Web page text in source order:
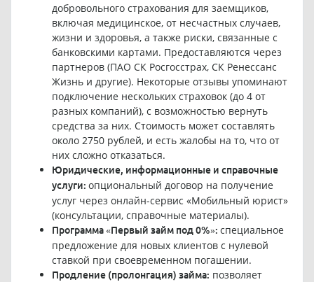
добровольного страхования для заемщиков,
включая медицинское, от несчастных случаев,
жизни и здоровья, а также риски, связанные с
банковскими картами. Предоставляются через
партнеров (ПАО СК Росгосстрах, СК Ренессанс
Жизнь и другие). Некоторые отзывы упоминают
подключение нескольких страховок (до 4 от
разных компаний), с возможностью вернуть
средства за них. Стоимость может составлять
около 2750 рублей, и есть жалобы на то, что от
них сложно отказаться.
Юридические, информационные и справочные
услуги: опциональный договор на получение
услуг через онлайн-сервис «Мобильный юрист»
(консультации, справочные материалы).
Программа «Первый займ под 0%»: специальное
предложение для новых клиентов с нулевой
ставкой при своевременном погашении.
Продление (пролонгация) займа: позволяет